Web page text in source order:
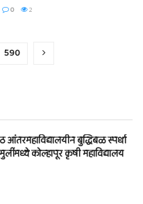
0 2
590
आंतरमहाविद्यालयीन बुद्धिबळ स्पर्धा
कोल्हापूर कृषी महाविद्यालय